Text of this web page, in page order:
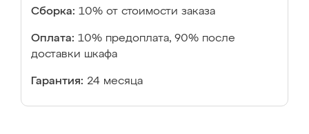
Сборка: 10% от стоимости заказа
Оплата: 10% предоплата, 90% после
доставки шкафа
Гарантия: 24 месяца